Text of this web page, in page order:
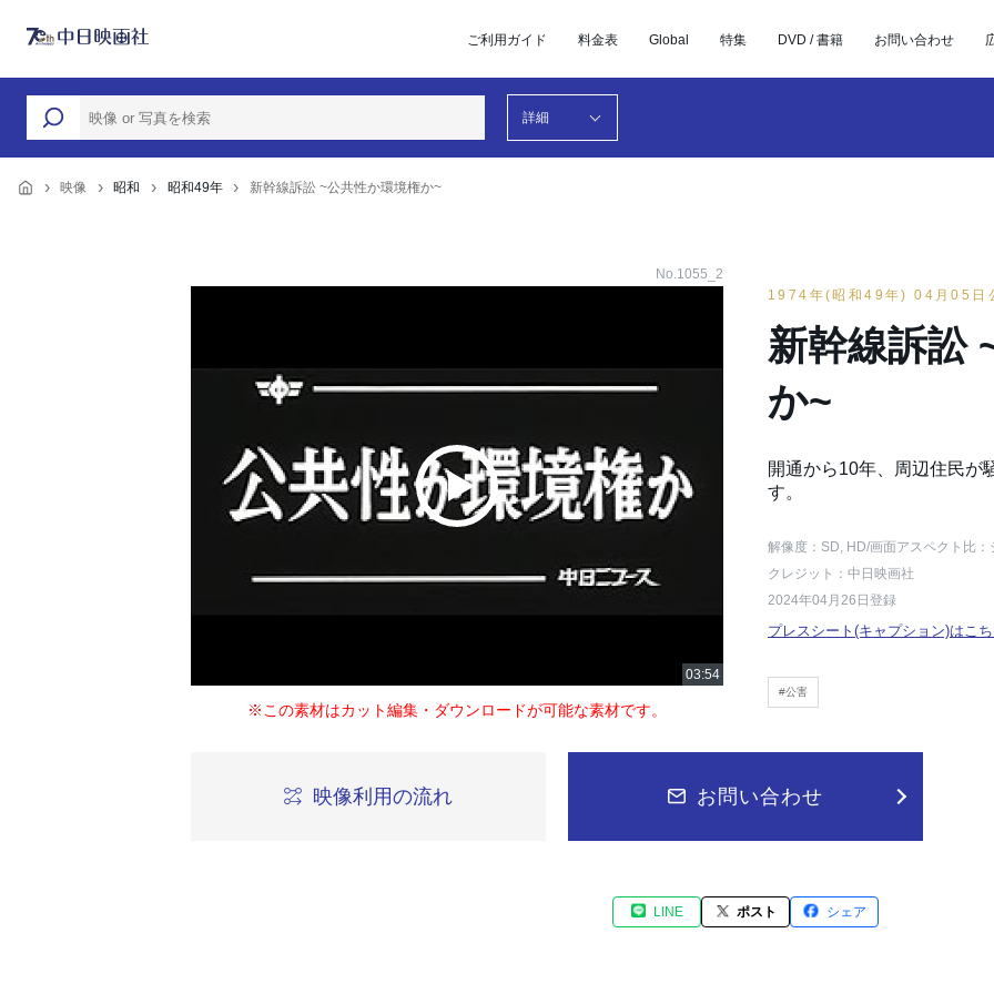
ご利用ガイド 料金表 Global 特集 DVD / 書籍 お問い合わせ
詳細
映像 昭和 昭和49年 新幹線訴訟 ~公共性か環境権か~
No.1055_2
※この素材はカット編集・ダウンロードが可能な素材です。
1974年(昭和49年) 04月05日
新幹線訴訟
か~
開通から10年、周辺住民が
す。
解像度：SD, HD/画面アスペクト比
クレジット：中日映画社
2024年04月26日登録
プレスシート(キャプション)はこち
#公害
映像利用の流れ お問い合わせ
LINE ポスト シェア